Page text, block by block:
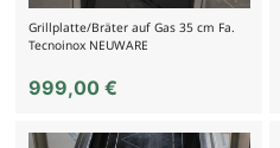
Grillplatte/Bräter auf Gas 35 cm Fa.
Tecnoinox NEUWARE
999,00 €